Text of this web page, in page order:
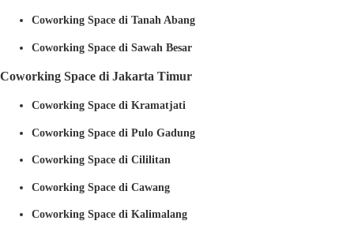
Coworking Space di Tanah Abang
Coworking Space di Sawah Besar
Coworking Space di Jakarta Timur
Coworking Space di Kramatjati
Coworking Space di Pulo Gadung
Coworking Space di Cililitan
Coworking Space di Cawang
Coworking Space di Kalimalang